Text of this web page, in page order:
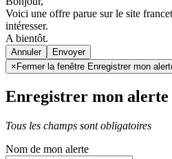
Voici une offre parue sur le site
intéresser.
A bientôt.
Annuler
× Fermer la fenêtre Enregistrer mon
Enregistrer mon alerte
Tous les champs sont obligatoires
Nom de mon alerte